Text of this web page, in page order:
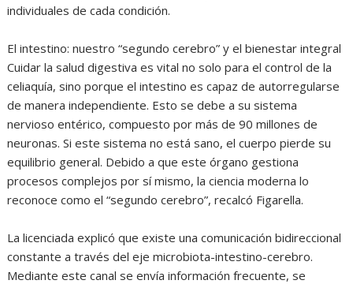
individuales de cada condición.
El intestino: nuestro “segundo cerebro” y el bienestar integral
Cuidar la salud digestiva es vital no solo para el control de la
celiaquía, sino porque el intestino es capaz de autorregularse
de manera independiente. Esto se debe a su sistema
nervioso entérico, compuesto por más de 90 millones de
neuronas. Si este sistema no está sano, el cuerpo pierde su
equilibrio general. Debido a que este órgano gestiona
procesos complejos por sí mismo, la ciencia moderna lo
reconoce como el “segundo cerebro”, recalcó Figarella.
La licenciada explicó que existe una comunicación bidireccional
constante a través del eje microbiota-intestino-cerebro.
Mediante este canal se envía información frecuente, se